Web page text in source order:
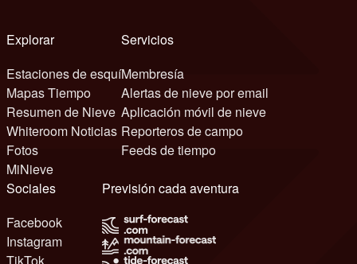
Explorar
Estaciones de esquí
Mapas Tiempo
Resumen de Nieve
Whiteroom Noticias
Fotos
MiNieve
Servicios
Membresía
Alertas de nieve por email
Aplicación móvil de nieve
Reporteros de campo
Feeds de tiempo
Sociales
Facebook
Instagram
Previsión cada aventura